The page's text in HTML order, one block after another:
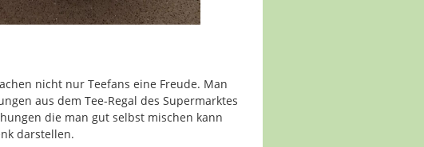
nicht nur Teefans eine Freude. Man
aus dem Tee-Regal des Supermarktes
die man gut selbst mischen kann
darstellen.